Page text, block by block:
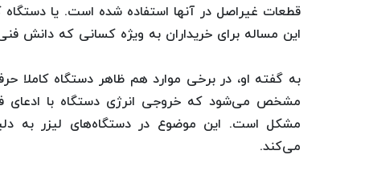
قطعات غیراصل در آنها استفاده شده است. یا
این مساله برای خریداران به‌ ویژه کسانی که دانش
به گفته او، در برخی موارد هم ظاهر دستگاه کاملا
مشخص می‌شود که خروجی انرژی دستگاه با ادعای
مشکل است. این موضوع در دستگاه‌های لیزر به‌
می‌کند.